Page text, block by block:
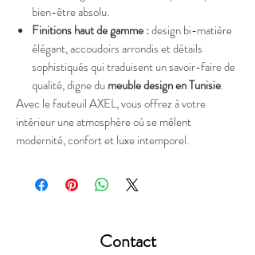
bien-être absolu.
Finitions haut de gamme :design bi-matière
élégant, accoudoirs arrondis et détails
sophistiqués qui traduisent un savoir-faire de
qualité, digne dumeuble design en Tunisie.
Avec le fauteuil AXEL, vous offrez à votre
intérieur une atmosphère où se mêlent
modernité, confort et luxe intemporel.
Contact